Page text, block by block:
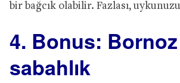
bir bağcık olabilir. Fazlası,
4. Bonus: Bornoz
sabahlık